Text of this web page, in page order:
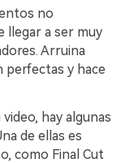
no
llegar a ser muy
Arruina
perfectas y hace
hay algunas
de ellas es
como Final Cut